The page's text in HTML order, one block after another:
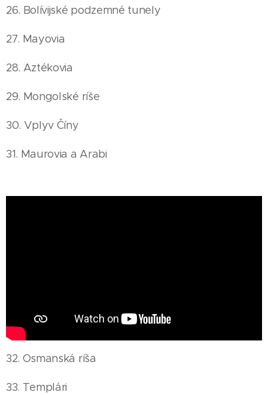
26. Bolívijské podzemné tunely
27. Mayovia
28. Aztékovia
29. Mongolské ríše
30. Vplyv Číny
31. Maurovia a Arabi
32. Osmanská ríša
33. Templári